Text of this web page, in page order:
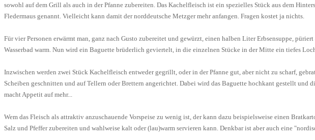
sowohl auf dem Grill als auch in der Pfanne zubereiten. Das Kachelfleisch ist ein spezielles Stück aus dem
Fledermaus genannt. Vielleicht kann damit der norddeutsche Metzger mehr anfangen. Fragen kostet ja nichts.
Für vier Personen erwärmt man, ganz nach Gusto zubereitet und gewürzt, einen halben Liter Erbsensuppe,
Wasserbad warm. Nun wird ein Baguette brüderlich geviertelt, in die einzelnen Stücke in der Mitte ein tiefes
Inzwischen werden zwei Stück Kachelfleisch entweder gegrillt, oder in der Pfanne gut, aber nicht zu scharf,
Scheiben geschnitten und auf Tellern oder Brettern angerichtet. Dabei wird das Baguette hochkant gestellt
macht Appetit auf mehr...
Wem das Fleisch als attraktiv anzuschauende Vorspeise zu wenig ist, der kann dazu beispielsweise einen
Salz und Pfeffer zubereiten und wahlweise kalt oder (lau)warm servieren kann. Denkbar ist aber auch eine